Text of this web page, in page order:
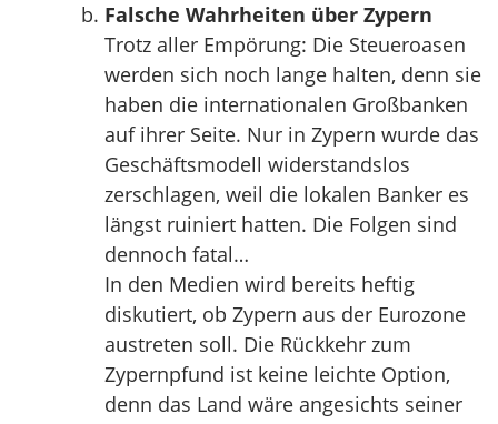
Falsche Wahrheiten über Zypern
Trotz aller Empörung: Die Steueroasen
werden sich noch lange halten, denn sie
haben die internationalen Großbanken
auf ihrer Seite. Nur in Zypern wurde das
Geschäftsmodell widerstandslos
zerschlagen, weil die lokalen Banker es
längst ruiniert hatten. Die Folgen sind
dennoch fatal…
In den Medien wird bereits heftig
diskutiert, ob Zypern aus der Eurozone
austreten soll. Die Rückkehr zum
Zypernpfund ist keine leichte Option,
denn das Land wäre angesichts seiner